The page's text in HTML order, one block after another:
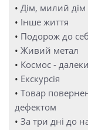
• Дім, милий дім
• Інше життя
• Подорож до
• Живий метал
• Космос -
• Екскурсія
• Товар
дефектом
• За три дні до